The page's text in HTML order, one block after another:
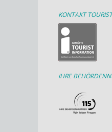
KONTAKT
IHRE